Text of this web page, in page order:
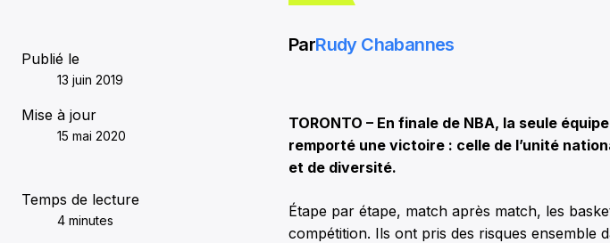
Publié le
13 juin 2019
Mise à jour
15 mai 2020
Temps de lecture
4 minutes
ParRudy Chabannes
TORONTO – En finale de NBA, la seule
remporté une victoire : celle de l’unité
et de diversité.
Étape par étape, match après match, les
compétition. Ils ont pris des risques ensemble